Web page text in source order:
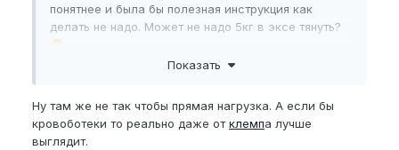
понятнее и была бы полезная инструкция как
делать не надо. Может не надо 5кг в эксе тянуть?
🤔
Показать
Ну там же не так чтобы прямая нагрузка. А если бы
кровоботеки то реально даже отклемпа лучше
выглядит.